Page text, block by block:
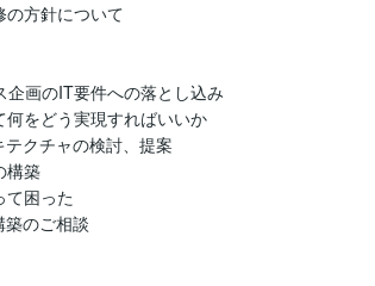
の方針について
企画のIT要件への落とし込み
をどう実現すればいいか
テクチャの検討、提案
構築
て困った
築のご相談